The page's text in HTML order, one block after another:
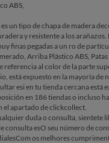
ABS,
es un tipo de chapa de madera
y resistente a los arañazos.
finas pegadas a un ro de
Arriba Plástico ABS,
referencia al color de la parte
está expuesto en la mayoría de
esi en tu tienda cercana está
en 186 tiendas o incluso
el apartado de clickcollect.
duda o consulta, sientete
consulta esO seu número de
os melhores